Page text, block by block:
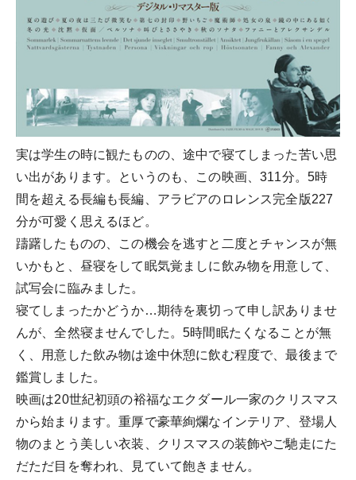
実は学生の時に観たものの、途中で寝てしまった苦い思
い出があります。というのも、この映画、311分。5時
間を超える長編も長編、アラビアのロレンス完全版227
分が可愛く思えるほど。
躊躇したものの、この機会を逃すと二度とチャンスが無
いかもと、昼寝をして眠気覚ましに飲み物を用意して、
試写会に臨みました。
寝てしまったかどうか…期待を裏切って申し訳ありませ
んが、全然寝ませんでした。5時間眠たくなることが無
く、用意した飲み物は途中休憩に飲む程度で、最後まで
鑑賞しました。
映画は20世紀初頭の裕福なエクダール一家のクリスマス
から始まります。重厚で豪華絢爛なインテリア、登場人
物のまとう美しい衣装、クリスマスの装飾やご馳走にた
だただ目を奪われ、見ていて飽きません。